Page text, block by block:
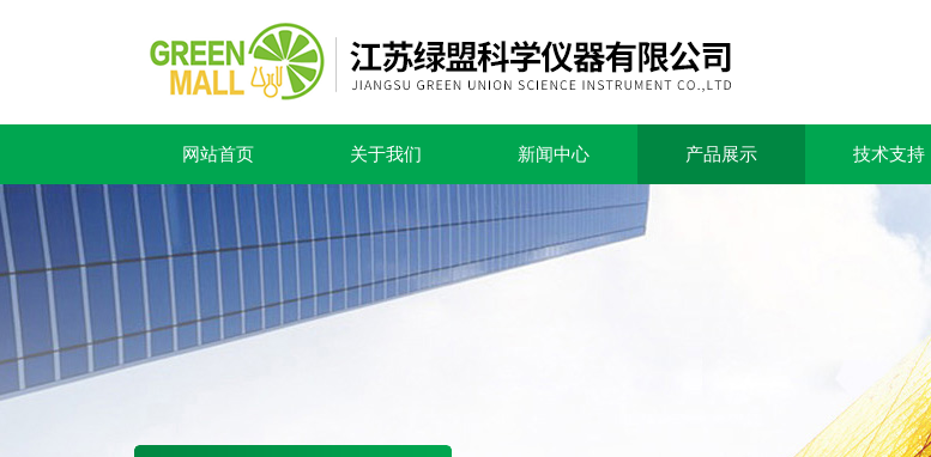
网站首页 关于我们 新闻中心 产品展示 技术支持